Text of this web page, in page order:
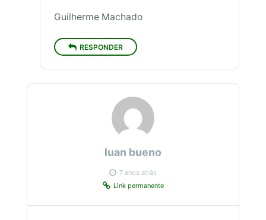
Guilherme Machado
RESPONDER
luan bueno
7 anos atrás
Link permanente